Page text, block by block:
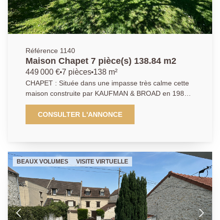
musique ou autre... . Enfin un superbe terrain joliment
arboré donnant une vue sur la verdure de chaque
pièce de la maison. Puis possibilité de stationner
Les + : - radiateurs neufs dans l'ensemble de la
maison - panneaux photovoltaïques - cuisine équipée
neuve - excellente qualité de construction COUP DE
COEUR ASSURE !! Venez la visiter avec l'AGENCE
PRINCIPALE - 01 39 70 77 77 (Collaborateur salarié)
Référence 1140
Maison Chapet 7 pièce(s) 138.84 m2
449 000 € 7 pièces 138 m²
CHAPET : Située dans une impasse très calme cette
maison construite par KAUFMAN & BROAD en 1980
est un gage de qualité certain. Etablie sur une
parcelle de 1050 m² cette maison familiale vous
propose, une entrée confortable avec placards, une
35m² donnant sur la terrasse et le jardin. Une salle
d'eau complète le rez-de-chaussée. A l'étage un
palier, 4 chambres avec rangements, salle de bains,
wc. Sous-sol total avec un grand volume de
rangements, buanderie, cave à vin, atelier. Le comble
est accessible , vous y trouverez un plancher et des
fenêtres parfait pour du stockage. Un grand garage
CONSULTER L'ANNONCE
BEAUX VOLUMES VISITE VIRTUELLE